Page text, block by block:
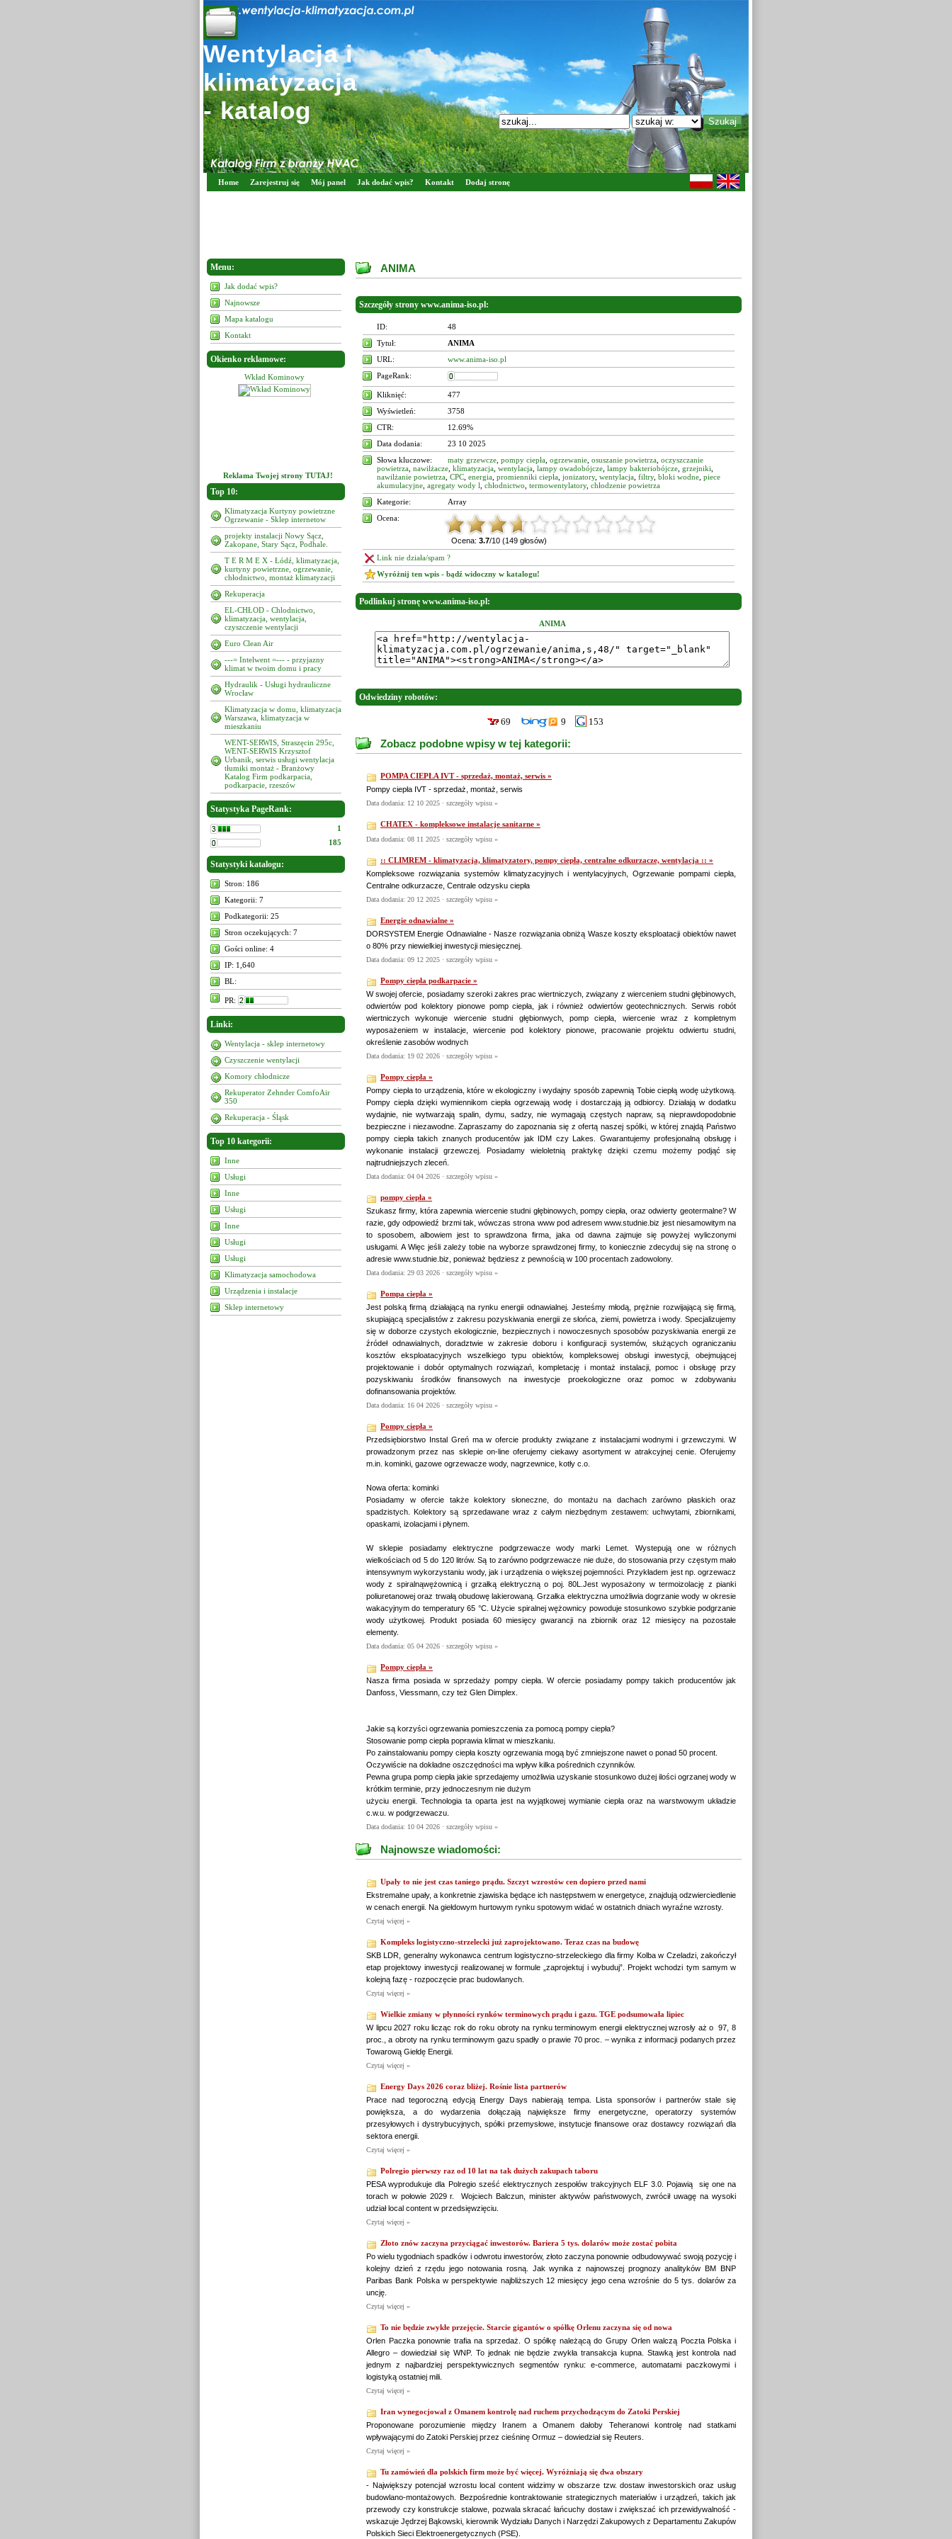
Wentylacja i
klimatyzacja
- katalog
Home Zarejestruj się Mój panel Jak dodać wpis? Kontakt Dodaj stronę
Menu:
Jak dodać wpis?
Najnowsze
Mapa katalogu
Kontakt
Okienko reklamowe:
Wkład Kominowy Wkład Kominowy
Reklama Twojej strony TUTAJ!
Top 10:
Klimatyzacja Kurtyny powietrzne
Ogrzewanie - Sklep internetow
projekty instalacji Nowy Sącz,
Zakopane, Stary Sącz, Podhale.
T E R M E X - Łódź, klimatyzacja,
kurtyny powietrzne, ogrzewanie,
chłodnictwo, montaż klimatyzacji
Rekuperacja
EL-CHŁOD - Chlodnictwo,
klimatyzacja, wentylacja,
czyszczenie wentylacji
Euro Clean Air
---= Intelwent =--- - przyjazny
klimat w twoim domu i pracy
Hydraulik - Usługi hydrauliczne
Wrocław
Klimatyzacja w domu, klimatyzacja
Warszawa, klimatyzacja w
mieszkaniu
WENT-SERWIS, Straszęcin 295c,
WENT-SERWIS Krzysztof
Urbanik, serwis usługi wentylacja
tłumiki montaż - Branżowy
Katalog Firm podkarpacia,
podkarpacie, rzeszów
Statystyka PageRank:
1
185
Statystyki katalogu:
Stron: 186
Kategorii: 7
Podkategorii: 25
Stron oczekujących: 7
Gości online: 4
IP: 1,640
BL:
PR:
Linki:
Wentylacja - sklep internetowy
Czyszczenie wentylacji
Komory chłodnicze
Rekuperator Zehnder ComfoAir
350
Rekuperacja - Śląsk
Top 10 kategorii:
Inne
Usługi
Inne
Usługi
Inne
Usługi
Usługi
Klimatyzacja samochodowa
Urządzenia i instalacje
Sklep internetowy
ANIMA
Szczegóły strony www.anima-iso.pl:
ID:
48
Tytuł:
ANIMA
URL:
www.anima-iso.pl
PageRank:
Kliknięć:
477
Wyświetleń:
3758
CTR:
12.69%
Data dodania:
23 10 2025
Słowa kluczowe:
maty grzewcze pompy ciepła ogrzewanie osuszanie powietrza oczyszczanie
powietrza nawilżacze klimatyzacja wentylacja lampy owadobójcze lampy bakteriobójcze grzejniki
nawilżanie powietrza CPC energia promienniki ciepła jonizatory, wentylacja filtry, bloki wodne piece
akumulacyjne agregaty wody l chłodnictwo termowentylatory, chłodzenie powietrza
Kategorie:
Array
Ocena:
Ocena: 3.7/10 (149 głosów)
Link nie działa/spam ?
Wyróżnij ten wpis - bądź widoczny w katalogu!
Podlinkuj stronę www.anima-iso.pl:
ANIMA
Odwiedziny robotów:
69 9 153
Zobacz podobne wpisy w tej kategorii:
POMPA CIEPŁA IVT - sprzedaż, montaż, serwis »
Pompy ciepła IVT - sprzedaż, montaż, serwis
Data dodania: 12 10 2025 · szczegóły wpisu »
CHATEX - kompleksowe instalacje sanitarne »
Data dodania: 08 11 2025 · szczegóły wpisu »
:: CLIMREM - klimatyzacja, klimatyzatory, pompy ciepła, centralne odkurzacze, wentylacja :: »
Kompleksowe rozwiązania systemów klimatyzacyjnych i wentylacyjnych, Ogrzewanie pompami ciepła,
Centralne odkurzacze, Centrale odzysku ciepła
Data dodania: 20 12 2025 · szczegóły wpisu »
Energie odnawialne »
DORSYSTEM Energie Odnawialne - Nasze rozwiązania obniżą Wasze koszty eksploatacji obiektów nawet
o 80% przy niewielkiej inwestycji miesięcznej.
Data dodania: 09 12 2025 · szczegóły wpisu »
Pompy ciepła podkarpacie »
W swojej ofercie, posiadamy szeroki zakres prac wiertniczych, związany z wierceniem studni głębinowych,
odwiertów pod kolektory pionowe pomp ciepła, jak i również odwiertów geotechnicznych. Serwis robót
wiertniczych wykonuje wiercenie studni głębionwych, pomp ciepła, wiercenie wraz z kompletnym
wyposażeniem w instalacje, wiercenie pod kolektory pionowe, pracowanie projektu odwiertu studni,
określenie zasobów wodnych
Data dodania: 19 02 2026 · szczegóły wpisu »
Pompy ciepła »
Pompy ciepła to urządzenia, które w ekologiczny i wydajny sposób zapewnią Tobie ciepłą wodę użytkową.
Pompy ciepła dzięki wymiennikom ciepła ogrzewają wodę i dostarczają ją odbiorcy. Działają w dodatku
wydajnie, nie wytwarzają spalin, dymu, sadzy, nie wymagają częstych napraw, są nieprawdopodobnie
bezpieczne i niezawodne. Zapraszamy do zapoznania się z ofertą naszej spólki, w której znajdą Państwo
pompy ciepła takich znanych producentów jak IDM czy Lakes. Gwarantujemy profesjonalną obsługę i
wykonanie instalacji grzewczej. Posiadamy wieloletnią praktykę dzięki czemu możemy podjąć się
najtrudniejszych zleceń.
Data dodania: 04 04 2026 · szczegóły wpisu »
pompy ciepła »
Szukasz firmy, która zapewnia wiercenie studni głębinowych, pompy ciepła, oraz odwierty geotermalne? W
razie, gdy odpowiedź brzmi tak, wówczas strona www pod adresem www.studnie.biz jest niesamowitym na
to sposobem, albowiem jest to sprawdzona firma, jaka od dawna zajmuje się powyżej wyliczonymi
usługami. A Więc jeśli zależy tobie na wyborze sprawdzonej firmy, to koniecznie zdecyduj się na stronę o
adresie www.studnie.biz, ponieważ będziesz z pewnością w 100 procentach zadowolony.
Data dodania: 29 03 2026 · szczegóły wpisu »
Pompa ciepła »
Jest polską firmą działającą na rynku energii odnawialnej. Jesteśmy młodą, prężnie rozwijającą się firmą,
skupiającą specjalistów z zakresu pozyskiwania energii ze słońca, ziemi, powietrza i wody. Specjalizujemy
się w doborze czystych ekologicznie, bezpiecznych i nowoczesnych sposobów pozyskiwania energii ze
źródeł odnawialnych, doradztwie w zakresie doboru i konfiguracji systemów, służących ograniczaniu
kosztów eksploatacyjnych wszelkiego typu obiektów, kompleksowej obsługi inwestycji, obejmującej
projektowanie i dobór optymalnych rozwiązań, kompletację i montaż instalacji, pomoc i obsługę przy
pozyskiwaniu środków finansowych na inwestycje proekologiczne oraz pomoc w zdobywaniu
dofinansowania projektów.
Data dodania: 16 04 2026 · szczegóły wpisu »
Pompy ciepła »
Przedsiębiorstwo Instal Greń ma w ofercie produkty związane z instalacjami wodnymi i grzewczymi. W
prowadzonym przez nas sklepie on-line oferujemy ciekawy asortyment w atrakcyjnej cenie. Oferujemy
m.in. kominki, gazowe ogrzewacze wody, nagrzewnice, kotły c.o.
Nowa oferta: kominki
Posiadamy w ofercie także kolektory słoneczne, do montażu na dachach zarówno płaskich oraz
spadzistych. Kolektory są sprzedawane wraz z całym niezbędnym zestawem: uchwytami, zbiornikami,
opaskami, izolacjami i płynem.
W sklepie posiadamy elektryczne podgrzewacze wody marki Lemet. Wystepują one w różnych
wielkościach od 5 do 120 litrów. Są to zarówno podgrzewacze nie duże, do stosowania przy częstym mało
intensywnym wykorzystaniu wody, jak i urządzenia o większej pojemności. Przykładem jest np. ogrzewacz
wody z spiralnąwężownicą i grzałką elektryczną o poj. 80L.Jest wyposażony w termoizolację z pianki
poliuretanowej oraz trwałą obudowę lakierowaną. Grzałka elektryczna umożliwia dogrzanie wody w okresie
wakacyjnym do temperatury 65 °C. Użycie spiralnej wężownicy powoduje stosunkowo szybkie podgrzanie
wody użytkowej. Produkt posiada 60 miesięcy gwarancji na zbiornik oraz 12 miesięcy na pozostałe
elementy.
Data dodania: 05 04 2026 · szczegóły wpisu »
Pompy ciepła »
Nasza firma posiada w sprzedaży pompy ciepła. W ofercie posiadamy pompy takich producentów jak
Danfoss, Viessmann, czy też Glen Dimplex.
Jakie są korzyści ogrzewania pomieszczenia za pomocą pompy ciepła?
Stosowanie pomp ciepła poprawia klimat w mieszkaniu.
Po zainstalowaniu pompy ciepła koszty ogrzewania mogą być zmniejszone nawet o ponad 50 procent.
Oczywiście na dokładne oszczędności ma wpływ kilka pośrednich czynników.
Pewna grupa pomp ciepła jakie sprzedajemy umożliwia uzyskanie stosunkowo dużej ilości ogrzanej wody w
krótkim terminie, przy jednoczesnym nie dużym
użyciu energii. Technologia ta oparta jest na wyjątkowej wymianie ciepła oraz na warstwowym układzie
c.w.u. w podgrzewaczu.
Data dodania: 10 04 2026 · szczegóły wpisu »
Najnowsze wiadomości:
Upały to nie jest czas taniego prądu. Szczyt wzrostów cen dopiero przed nami
Ekstremalne upały, a konkretnie zjawiska będące ich następstwem w energetyce, znajdują odzwierciedlenie
w cenach energii. Na giełdowym hurtowym rynku spotowym widać w ostatnich dniach wyraźne wzrosty.
Czytaj więcej »
Kompleks logistyczno-strzelecki już zaprojektowano. Teraz czas na budowę
SKB LDR, generalny wykonawca centrum logistyczno-strzeleckiego dla firmy Kolba w Czeladzi, zakończył
etap projektowy inwestycji realizowanej w formule „zaprojektuj i wybuduj”. Projekt wchodzi tym samym w
kolejną fazę - rozpoczęcie prac budowlanych.
Czytaj więcej »
Wielkie zmiany w płynności rynków terminowych prądu i gazu. TGE podsumowała lipiec
W lipcu 2027 roku licząc rok do roku obroty na rynku terminowym energii elektrycznej wzrosły aż o 97, 8
proc., a obroty na rynku terminowym gazu spadły o prawie 70 proc. – wynika z informacji podanych przez
Towarową Giełdę Energii.
Czytaj więcej »
Energy Days 2026 coraz bliżej. Rośnie lista partnerów
Prace nad tegoroczną edycją Energy Days nabierają tempa. Lista sponsorów i partnerów stale się
powiększa, a do wydarzenia dołączają największe firmy energetyczne, operatorzy systemów
przesyłowych i dystrybucyjnych, spółki przemysłowe, instytucje finansowe oraz dostawcy rozwiązań dla
sektora energii.
Czytaj więcej »
Polregio pierwszy raz od 10 lat na tak dużych zakupach taboru
PESA wyprodukuje dla Polregio sześć elektrycznych zespołów trakcyjnych ELF 3.0. Pojawią się one na
torach w połowie 2029 r. Wojciech Balczun, minister aktywów państwowych, zwrócił uwagę na wysoki
udział local content w przedsięwzięciu.
Czytaj więcej »
Złoto znów zaczyna przyciągać inwestorów. Bariera 5 tys. dolarów może zostać pobita
Po wielu tygodniach spadków i odwrotu inwestorów, złoto zaczyna ponownie odbudowywać swoją pozycję i
kolejny dzień z rzędu jego notowania rosną. Jak wynika z najnowszej prognozy analityków BM BNP
Paribas Bank Polska w perspektywie najbliższych 12 miesięcy jego cena wzrośnie do 5 tys. dolarów za
uncję.
Czytaj więcej »
To nie będzie zwykłe przejęcie. Starcie gigantów o spółkę Orlenu zaczyna się od nowa
Orlen Paczka ponownie trafia na sprzedaż. O spółkę należącą do Grupy Orlen walczą Poczta Polska i
Allegro – dowiedział się WNP. To jednak nie będzie zwykła transakcja kupna. Stawką jest kontrola nad
jednym z najbardziej perspektywicznych segmentów rynku: e-commerce, automatami paczkowymi i
logistyką ostatniej mili.
Czytaj więcej »
Iran wynegocjował z Omanem kontrolę nad ruchem przychodzącym do Zatoki Perskiej
Proponowane porozumienie między Iranem a Omanem dałoby Teheranowi kontrolę nad statkami
wpływającymi do Zatoki Perskiej przez cieśninę Ormuz – dowiedział się Reuters.
Czytaj więcej »
Tu zamówień dla polskich firm może być więcej. Wyróżniają się dwa obszary
- Największy potencjał wzrostu local content widzimy w obszarze tzw. dostaw inwestorskich oraz usług
budowlano-montażowych. Bezpośrednie kontraktowanie strategicznych materiałów i urządzeń, takich jak
przewody czy konstrukcje stalowe, pozwala skracać łańcuchy dostaw i zwiększać ich przewidywalność -
wskazuje Jędrzej Bąkowski, kierownik Wydziału Danych i Narzędzi Zakupowych z Departamentu Zakupów
Polskich Sieci Elektroenergetycznych (PSE).